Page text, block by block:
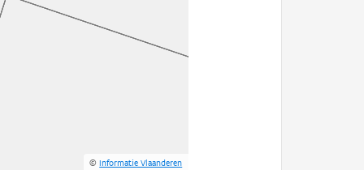
©Informatie Vlaanderen